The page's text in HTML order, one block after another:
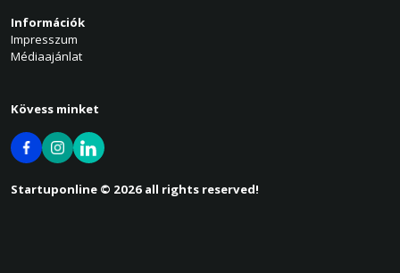
Információk
Impresszum
Médiaajánlat
Kövess minket
Startuponline © 2026 all rights reserved!